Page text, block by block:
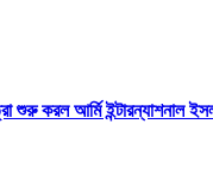
শুরু করল আর্মি ইন্টারন্যাশনাল